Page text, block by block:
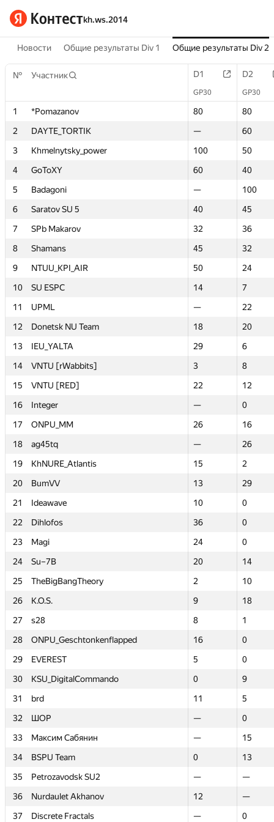
kh.ws.2014
Новости Общие результаты Div 1 Общие результаты Div 2
№ Участник D1 D2
GP30 GP30
1 *Pomazanov 80
80
2
DAYTE_TORTIK —
60
3
Khmelnytsky_power 100
50
4
GoToXY 60
40
5
Badagoni —
100
6
Saratov SU 5 40
45
7
SPb Makarov 32
36
8
Shamans 45
32
9
NTUU_KPI_AIR 50
24
10
SU ESPC 14
7
11
UPML —
22
12
Donetsk NU Team 18
20
13
IEU_YALTA 29
6
14
VNTU [rWabbits] 3
8
15
VNTU [RED] 22
12
16
Integer —
0
17
ONPU_MM 26
16
18
ag45tq —
26
19
KhNURE_Atlantis 15
2
20
BumVV 13
29
21
Ideawave 10
0
22
Dihlofos 36
0
23
Magi 24
0
24
Su–7B 20
14
25
TheBigBangTheory 2
10
26
K.O.S. 9
18
27
s28 8
1
28
ONPU_Geschtonkenflapped 16
0
29
EVEREST 5
0
30
KSU_DigitalCommando 0
9
31
brd 11
5
32
ШОР —
0
33
Максим Сабянин —
15
34
BSPU Team 0
13
35
Petrozavodsk SU2 —
—
36
Nurdaulet Akhanov 12
—
37
Discrete Fractals —
0
№ Участник D1 D2
GP30 GP30
1 *Pomazanov 80
80
2
DAYTE_TORTIK —
60
3
Khmelnytsky_power 100
50
4
GoToXY 60
40
5
Badagoni —
100
6
Saratov SU 5 40
45
7
SPb Makarov 32
36
8
Shamans 45
32
9
NTUU_KPI_AIR 50
24
10
SU ESPC 14
7
11
UPML —
22
12
Donetsk NU Team 18
20
13
IEU_YALTA 29
6
14
VNTU [rWabbits] 3
8
15
VNTU [RED] 22
12
16
Integer —
0
17
ONPU_MM 26
16
18
ag45tq —
26
19
KhNURE_Atlantis 15
2
20
BumVV 13
29
21
Ideawave 10
0
22
Dihlofos 36
0
23
Magi 24
0
24
Su–7B 20
14
25
TheBigBangTheory 2
10
26
K.O.S. 9
18
27
s28 8
1
28
ONPU_Geschtonkenflapped 16
0
29
EVEREST 5
0
30
KSU_DigitalCommando 0
9
31
brd 11
5
32
ШОР —
0
33
Максим Сабянин —
15
34
BSPU Team 0
13
35
Petrozavodsk SU2 —
—
36
Nurdaulet Akhanov 12
—
37
Discrete Fractals —
0